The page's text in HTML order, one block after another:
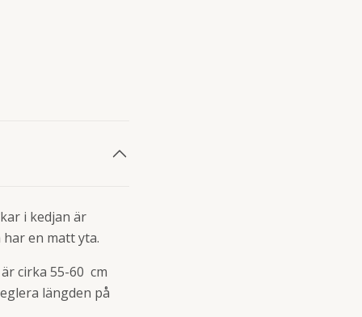
i kedjan är
en matt yta.
cirka 55-60 cm
längden på